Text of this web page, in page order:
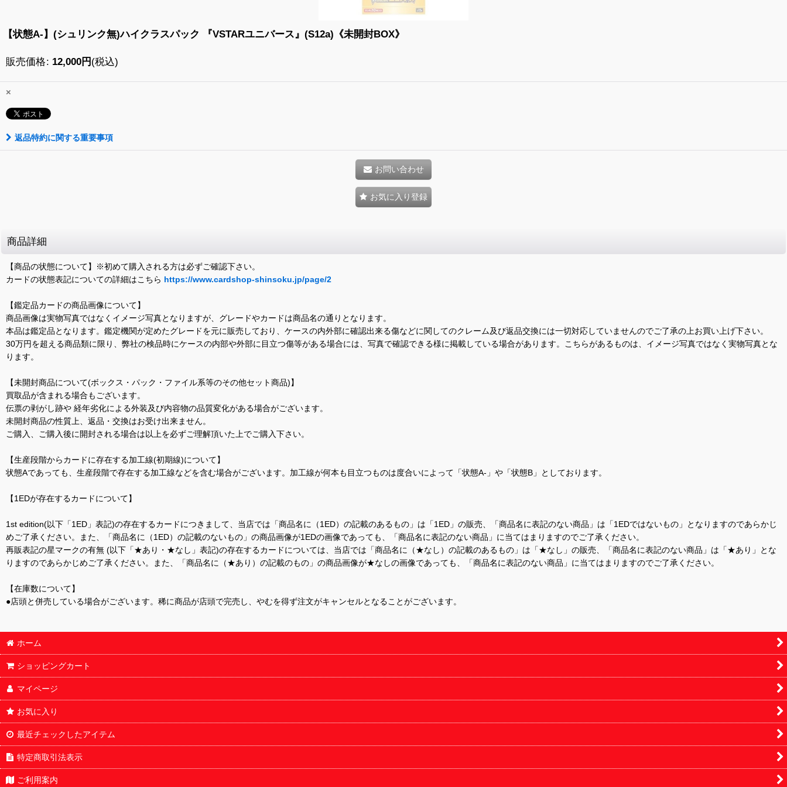
【状態A-】(シュリンク無)ハイクラスパック 『VSTARユニバース』(S12a)《未開封BOX》
販売価格: 12,000円 (税込)
×
返品特約に関する重要事項
お問い合わせ
お気に入り登録
商品詳細
【商品の状態について】※初めて購入される方は必ずご確認下さい。
カードの状態表記についての詳細はこちら https://www.cardshop-shinsoku.jp/page/2
【鑑定品カードの商品画像について】
商品画像は実物写真ではなくイメージ写真となりますが、グレードやカードは商品名の通りとなります。
本品は鑑定品となります。鑑定機関が定めたグレードを元に販売しており、ケースの内外部に確認出来る傷などに関してのクレーム及び返品交換には一切対応していませんのでご了承の上お買い上げ下さい。
30万円を超える商品類に限り、弊社の検品時にケースの内部や外部に目立つ傷等がある場合には、写真で確認できる様に掲載している場合があります。こちらがあるものは、イメージ写真ではなく実物写真とな
ります。
【未開封商品について(ボックス・パック・ファイル系等のその他セット商品)】
買取品が含まれる場合もございます。
伝票の剥がし跡や 経年劣化による外装及び内容物の品質変化がある場合がございます。
未開封商品の性質上、返品・交換はお受け出来ません。
ご購入、ご購入後に開封される場合は以上を必ずご理解頂いた上でご購入下さい。
【生産段階からカードに存在する加工線(初期線)について】
状態Aであっても、生産段階で存在する加工線などを含む場合がございます。加工線が何本も目立つものは度合いによって「状態A-」や「状態B」としております。
【1EDが存在するカードについて】
1st edition(以下「1ED」表記)の存在するカードにつきまして、当店では「商品名に（1ED）の記載のあるもの」は「1ED」の販売、「商品名に表記のない商品」は「1EDではないもの」となりますのであらかじ
めご了承ください。また、「商品名に（1ED）の記載のないもの」の商品画像が1EDの画像であっても、「商品名に表記のない商品」に当てはまりますのでご了承ください。
再販表記の星マークの有無 (以下「★あり・★なし」表記)の存在するカードについては、当店では「商品名に（★なし）の記載のあるもの」は「★なし」の販売、「商品名に表記のない商品」は「★あり」とな
りますのであらかじめご了承ください。また、「商品名に（★あり）の記載のもの」の商品画像が★なしの画像であっても、「商品名に表記のない商品」に当てはまりますのでご了承ください。
【在庫数について】
●店頭と併売している場合がございます。稀に商品が店頭で完売し、やむを得ず注文がキャンセルとなることがございます。
ホーム
ショッピングカート
マイページ
お気に入り
最近チェックしたアイテム
特定商取引法表示
ご利用案内